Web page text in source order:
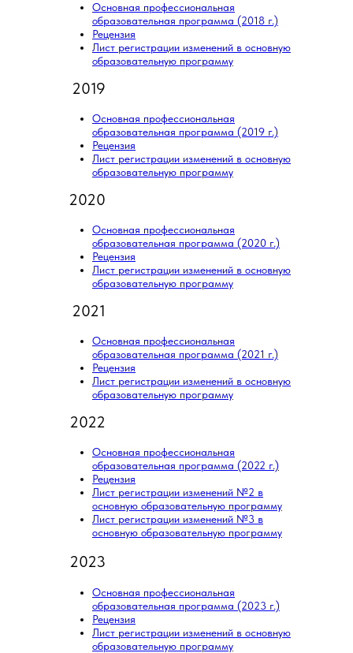
Основная профессиональная
образовательная программа (2018 г.)
Рецензия
Лист регистрации изменений в основную
образовательную программу
Основная профессиональная
образовательная программа (2019 г.)
Рецензия
Лист регистрации изменений в основную
образовательную программу
2019
Основная профессиональная
образовательная программа (2020 г.)
Рецензия
Лист регистрации изменений в основную
образовательную программу
2020
Основная профессиональная
образовательная программа (2021 г.)
Рецензия
Лист регистрации изменений в основную
образовательную программу
2021
Основная профессиональная
образовательная программа (2023 г.)
Рецензия
Лист регистрации изменений в основную
образовательную программу
2023
Основная профессиональная
образовательная программа (2022 г.)
Рецензия
Лист регистрации изменений №2 в
основную образовательную программу
Лист регистрации изменений №3 в
основную образовательную программу
2022